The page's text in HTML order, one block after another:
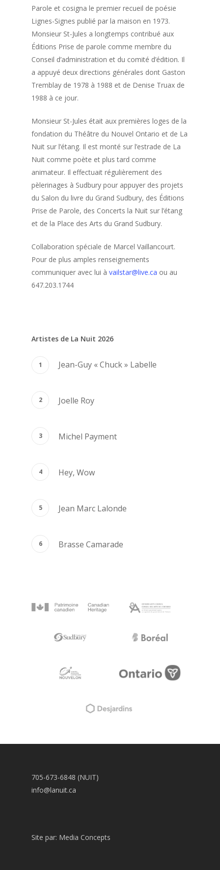
Parole et cosigna le premier recueil de poésie
Lignes-Signes publié par la maison en 1973.
Monsieur St-Jules a longtemps contribué aux
Éditions Prise de parole comme membre du
Conseil d’administration et du comité d’édition. Il
a appuyé deux directions générales dont Gaston
Tremblay de 1978 à 1988 et de Denise Truax de
1988 à ce jour.
Monsieur St-Jules était aux premières loges de la
fondation du Théâtre du Nouvel Ontario et de La
Nuit sur l’étang. Il est monté sur l’estrade de La
Nuit comme poète et plus tard comme
animateur. Il effectuait régulièrement des
pèlerinages à Sudbury pour appuyer des projets
du Salon du livre du Grand Sudbury, des Éditions
Prise de Parole, des Concerts la Nuit sur l’étang
et de la Place des Arts du Grand Sudbury.
Collaboration spéciale de Marcel Vaillancourt.
Pour de plus amples renseignements
communiquer avec lui à vailstar@live.ca ou au
647.203.1744
Artistes de La Nuit 2026
Jean-Guy « Chuck » Labelle
Joelle Roy
Michel Payment
Hey, Wow
Jean Marc Lalonde
Brasse Camarade
705-673-6848 (NUIT)
info@lanuit.ca
Site par: Media Concepts